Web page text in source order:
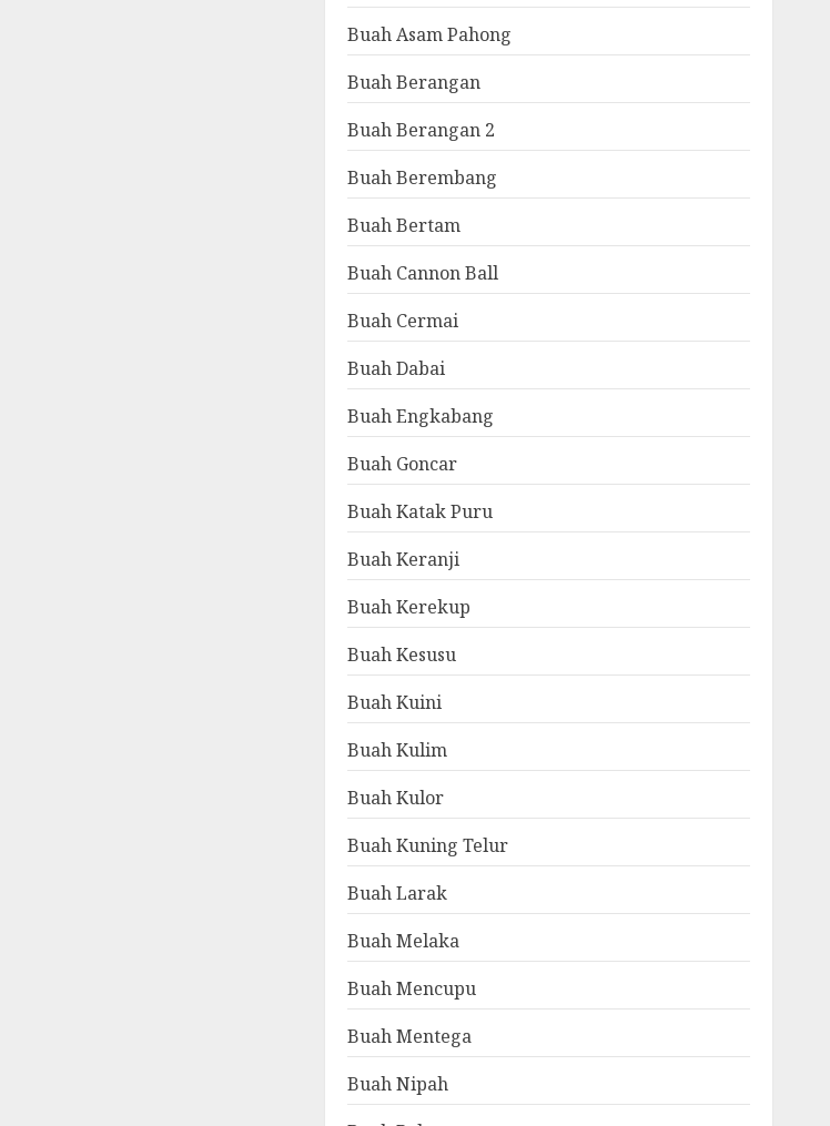
Buah Asam Pahong
Buah Berangan
Buah Berangan 2
Buah Berembang
Buah Bertam
Buah Cannon Ball
Buah Cermai
Buah Dabai
Buah Engkabang
Buah Goncar
Buah Katak Puru
Buah Keranji
Buah Kerekup
Buah Kesusu
Buah Kuini
Buah Kulim
Buah Kulor
Buah Kuning Telur
Buah Larak
Buah Melaka
Buah Mencupu
Buah Mentega
Buah Nipah